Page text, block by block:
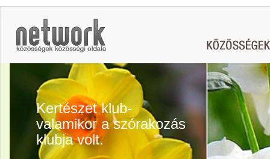
Kertészet klub-
valamikor a szórakozás
klubja volt.